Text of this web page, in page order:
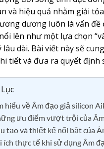
và hiệu quả nhằm giải
dương luôn là vấn
lên như một lựa chọn
lâu dài. Bài viết này sẽ
tiết và đưa ra quyết định
hiểu về Âm đạo giả silicon
ưu điểm vượt trội của
tạo và thiết kế nổi bật của
ích thực tế khi sử dụng Âm